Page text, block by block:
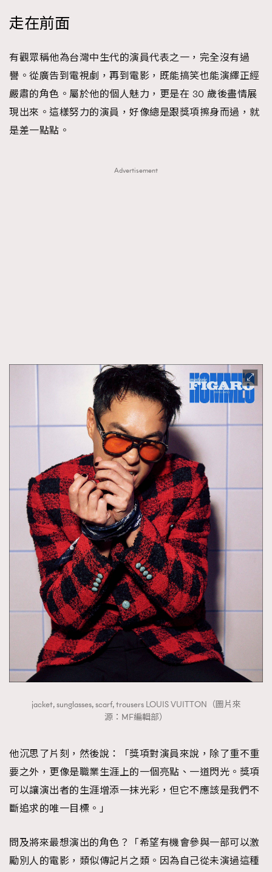
走在前面
有觀眾稱他為台灣中生代的演員代表之一，完全沒有過
譽。從廣告到電視劇，再到電影，既能搞笑也能演繹正經
嚴肅的角色。屬於他的個人魅力，更是在 30 歲後盡情展
現出來。這樣努力的演員，好像總是跟獎項擦身而過，就
是差一點點。
Advertisement
jacket, sunglasses, scarf, trousers LOUIS VUITTON（圖片來
源：MF編輯部）
他沉思了片刻，然後說：「獎項對演員來說，除了重不重
要之外，更像是職業生涯上的一個亮點、一道閃光。獎項
可以讓演出者的生涯增添一抹光彩，但它不應該是我們不
斷追求的唯一目標。」
問及將來最想演出的角色？「希望有機會參與一部可以激
勵別人的電影，類似傳記片之類。因為自己從未演過這種